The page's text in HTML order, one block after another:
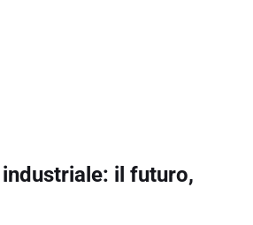
il futuro,